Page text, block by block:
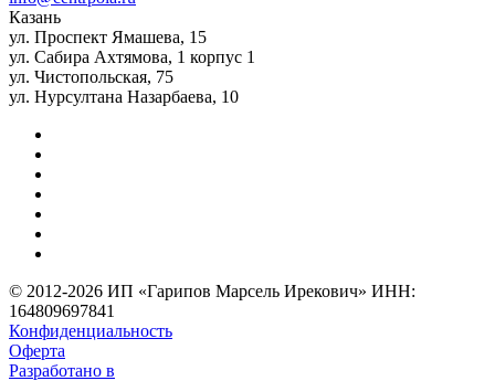
Казань
ул. Проспект Ямашева, 15
ул. Сабира Ахтямова, 1 корпус 1
ул. Чистопольская, 75
ул. Нурсултана Назарбаева, 10
© 2012-2026 ИП «Гарипов Марсель Ирекович» ИНН:
164809697841
Конфиденциальность
Оферта
Разработано в